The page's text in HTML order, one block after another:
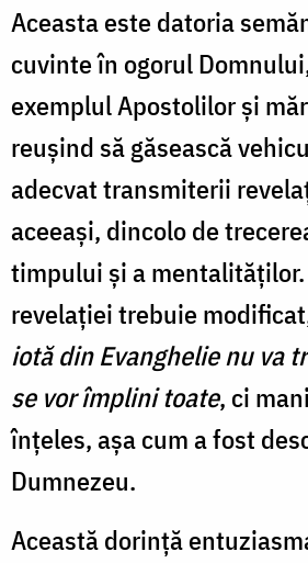
Aceasta este datoria
cuvinte în ogorul
exemplul Apostolilor şi
reuşind să găsească
adecvat transmiterii
aceeaşi, dincolo de
timpului şi a
revelaţiei trebuie
iotă din Evanghelie nu va
se vor împlini toate, ci
înţeles, aşa cum a fost
Dumnezeu.
Această dorinţă